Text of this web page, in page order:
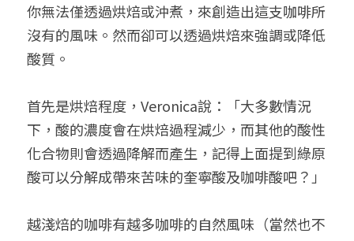
你無法僅透過烘焙或沖煮，來創造出這支咖啡所
沒有的風味。然而卻可以透過烘焙來強調或降低
酸質。
首先是烘焙程度，Veronica說：「大多數情況
下，酸的濃度會在烘焙過程減少，而其他的酸性
化合物則會透過降解而產生，記得上面提到綠原
酸可以分解成帶來苦味的奎寧酸及咖啡酸吧？」
越淺焙的咖啡有越多咖啡的自然風味（當然也不